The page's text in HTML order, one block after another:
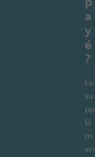
a
y
é
?
Le
su
pp
lé
m
en